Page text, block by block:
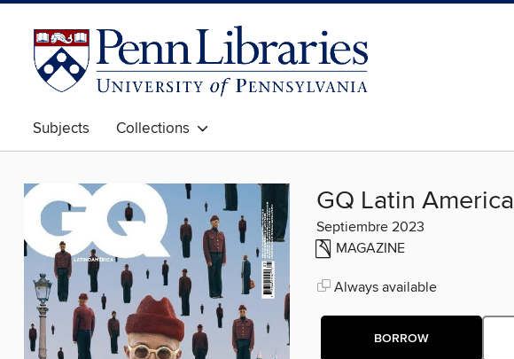
Subjects Collections
GQ Latin America
Septiembre 2023
MAGAZINE
Always available
BORROW